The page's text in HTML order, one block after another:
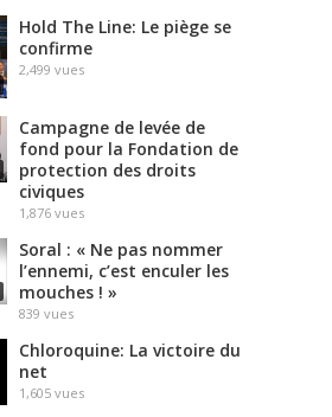
Hold The Line: Le piège se
confirme
2,499 vues
Campagne de levée de
fond pour la Fondation de
protection des droits
civiques
1,876 vues
Soral : « Ne pas nommer
l’ennemi, c’est enculer les
mouches ! »
839 vues
Chloroquine: La victoire du
net
1,605 vues